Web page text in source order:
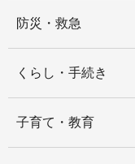
防災・救急
くらし・手続き
子育て・教育